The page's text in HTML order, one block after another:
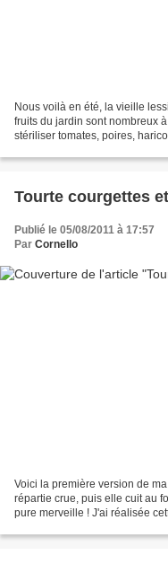
Nous voilà en été, la vieille
fruits du jardin sont nombreux
stériliser tomates, poires,
Tourte courgettes
Publié le 05/08/2011 à 17:57
Par Cornello
Voici la première version de
répartie crue, puis elle cuit au
pure merveille ! J'ai réalisée